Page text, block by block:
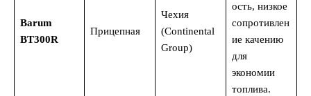
Barum
BT300R
Прицепная
Чехия
(Continental
Group)
ость, низкое
сопротивлен
ие качению
для
экономии
топлива.